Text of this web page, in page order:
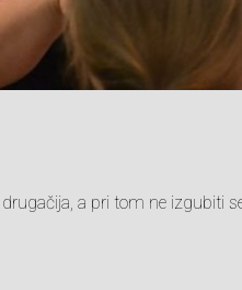
a pri tom ne izgubiti